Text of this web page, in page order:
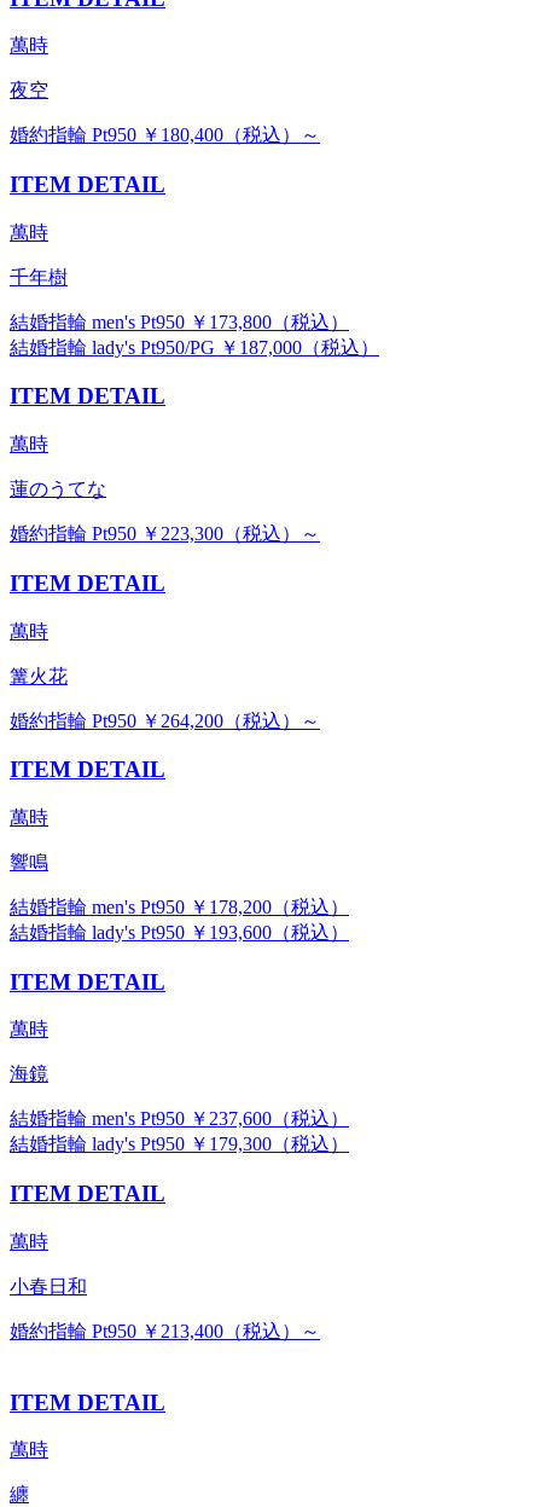
萬時
夜空
婚約指輪 Pt950 ￥180,400（税込）～
ITEM DETAIL
萬時
千年樹
結婚指輪 men's Pt950 ￥173,800（税込）
結婚指輪 lady's Pt950/PG ￥187,000（税込）
ITEM DETAIL
萬時
蓮のうてな
婚約指輪 Pt950 ￥223,300（税込）～
ITEM DETAIL
萬時
篝火花
婚約指輪 Pt950 ￥264,200（税込）～
ITEM DETAIL
萬時
響鳴
結婚指輪 men's Pt950 ￥178,200（税込）
結婚指輪 lady's Pt950 ￥193,600（税込）
ITEM DETAIL
萬時
海鏡
結婚指輪 men's Pt950 ￥237,600（税込）
結婚指輪 lady's Pt950 ￥179,300（税込）
ITEM DETAIL
萬時
小春日和
婚約指輪 Pt950 ￥213,400（税込）～
ITEM DETAIL
萬時
纏